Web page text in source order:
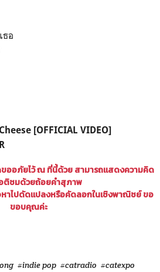
ธอ
[OFFICIAL VIDEO]
ออภัยไว้ ณ ที่นี้ด้วย สามารถแสดงความคิด
ติชมด้วยถ้อยคำสุภาพ
หาไปดัดแปลงหรือคัดลอกในเชิงพาณิชย์ ขอ
ขอบคุณค่ะ
#indie pop #catradio #catexpo